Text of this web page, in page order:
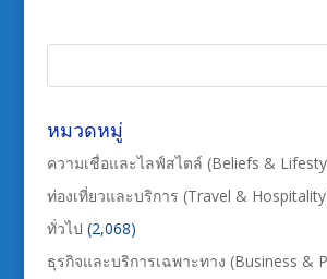
หมวดหมู่
ความเชื่อและไลฟ์สไตล์ (Beliefs &
ท่องเที่ยวและบริการ (Travel &
ทั่วไป (2,068)
ธุรกิจและบริการเฉพาะทาง (Business &